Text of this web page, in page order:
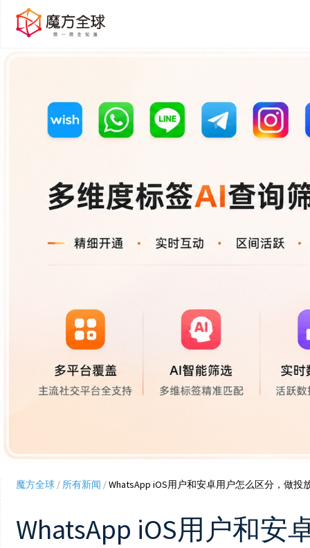
魔方全球/ 所有新闻 /WhatsApp iOS用户和安卓用户怎么区分，做投
WhatsApp iOS用户和